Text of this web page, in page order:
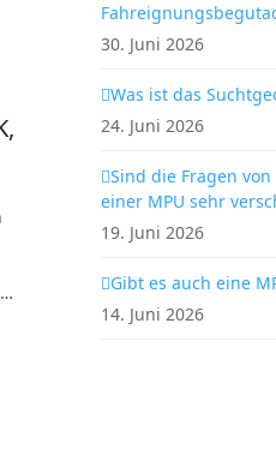
30. Juni 2026
Was ist das
24. Juni 2026
Sind die Fragen
einer MPU sehr
19. Juni 2026
Gibt es auch eine
14. Juni 2026